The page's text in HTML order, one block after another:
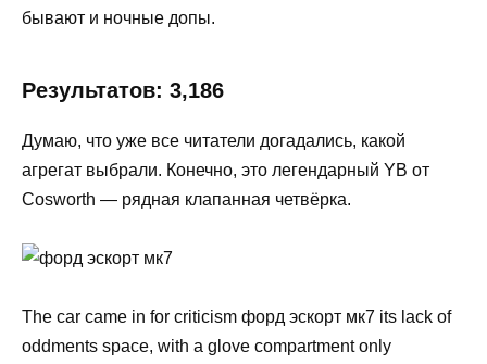
бывают и ночные допы.
Результатов: 3,186
Думаю, что уже все читатели догадались, какой
агрегат выбрали. Конечно, это легендарный YB от
Cosworth — рядная клапанная четвёрка.
The car came in for criticism форд эскорт мк7 its lack of
oddments space, with a glove compartment only